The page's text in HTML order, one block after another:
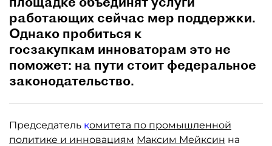
работающих сейчас мер поддержки.
Однако пробиться к
госзакупкам инноваторам это не
поможет: на пути стоит федеральное
законодательство.
Председатель комитета по промышленной
политике и инновациям Максим Мейксин на